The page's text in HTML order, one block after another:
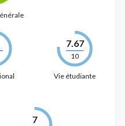
7.67
10
Vie étudiante
7